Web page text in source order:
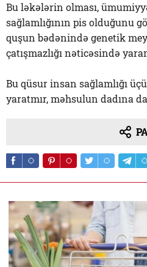
Bu ləkələrin olması,
sağlamlığının pis olduğunu
quşun bədənində genetik
çatışmazlığı nəticəsində
Bu qüsur insan sağlamlığı
yaratmır, məhsulun dadına